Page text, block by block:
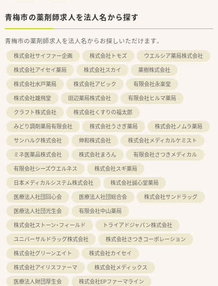
青梅市の薬剤師求人を法人名から探す
青梅市の薬剤師求人を法人名からお探しいただけます。
株式会社サイファー企画 株式会社トモズ
ウエルシア薬局株式会社
株式会社アイセイ薬局
株式会社スカイ
薬樹株式会社
株式会社水戸薬局
株式会社アビック
有限会社永楽堂
株式会社雄飛堂
田辺薬局株式会社
有限会社ヒルマ薬局
クラフト株式会社
株式会社くすりの福太郎
みどり調剤薬局有限会社
株式会社うさぎ薬局
株式会社ノムラ薬局
サンハルク株式会社
伸和株式会社
株式会社メディカルケミスト
ミネ医薬品株式会社
株式会社まろん
有限会社さつきメディカル
有限会社シーズウエルネス
株式会社スギ薬局
日本メディカルシステム株式会社
株式会社誠心堂薬局
医療法人社団回心会
医療法人社団総合会
株式会社サンドラッグ
医療法人社団光生会
有限会社中山薬局
株式会社ストーン・フィールド
トライアドジャパン株式会社
ユニバーサルドラッグ株式会社
株式会社さつきコーポレーション
株式会社グリーンエイト
株式会社カイセイ
株式会社アイリスファーマ
株式会社メディックス
医療法人財団厚生会
株式会社EPファーマライン